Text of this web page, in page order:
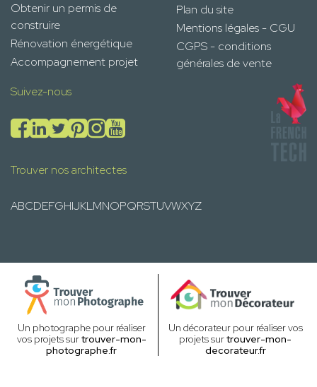
Obtenir un permis de
construire
Rénovation énergétique
Accompagnement projet
Plan du site
Mentions légales - CGU
CGPS - conditions
générales de vente
Suivez-nous
Trouver nos architectes
ABCDEFGHIJKLMNOPQRSTUVWXYZ
Un photographe pour réaliser
vos projets surtrouver-mon-
photographe.fr
Un décorateur pour réaliser vos
projets surtrouver-mon-
decorateur.fr